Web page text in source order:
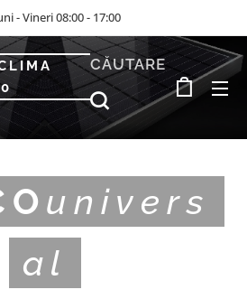
- Vineri 08:00 - 17:00
CĂUTARE
univers
al